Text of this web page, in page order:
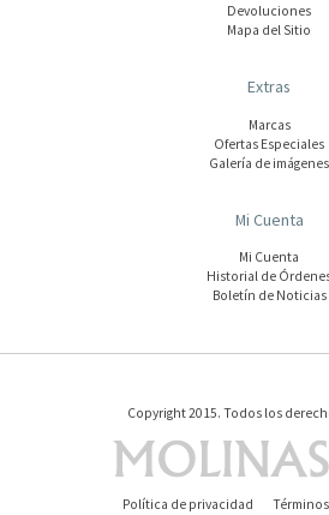
Devoluciones
Mapa del Sitio
Extras
Marcas
Ofertas Especiales
Galería de imágenes
Mi Cuenta
Mi Cuenta
Historial de
Boletín de Noticias
Copyright 2015. Todos los
Política de privacidad